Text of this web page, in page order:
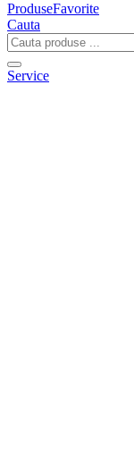
ProduseFavorite
Cauta
Service